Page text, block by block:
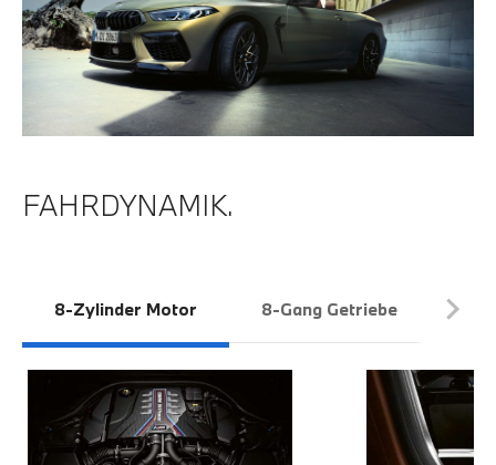
FAHRDYNAMIK.
8-Zylinder Motor 8-Gang Getriebe